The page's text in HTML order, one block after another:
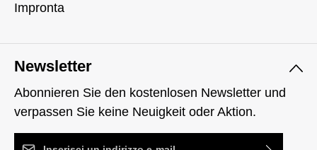
Newsletter
Abonnieren Sie den kostenlosen Newsletter und
verpassen Sie keine Neuigkeit oder Aktion.
Indirizzo e-mail*
Impronta